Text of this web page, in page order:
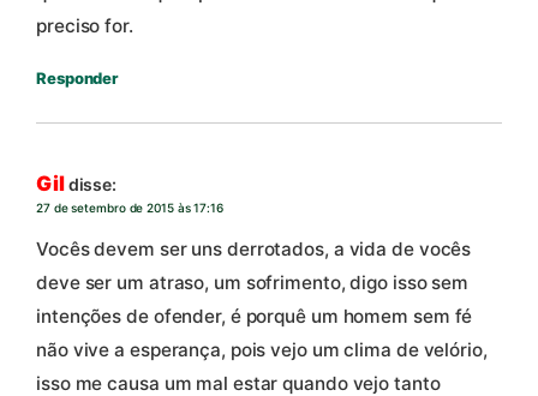
preciso for.
Responder
Gildisse:
27 de setembro de 2015 às 17:16
Vocês devem ser uns derrotados, a vida de vocês
deve ser um atraso, um sofrimento, digo isso sem
intenções de ofender, é porquê um homem sem fé
não vive a esperança, pois vejo um clima de velório,
isso me causa um mal estar quando vejo tanto